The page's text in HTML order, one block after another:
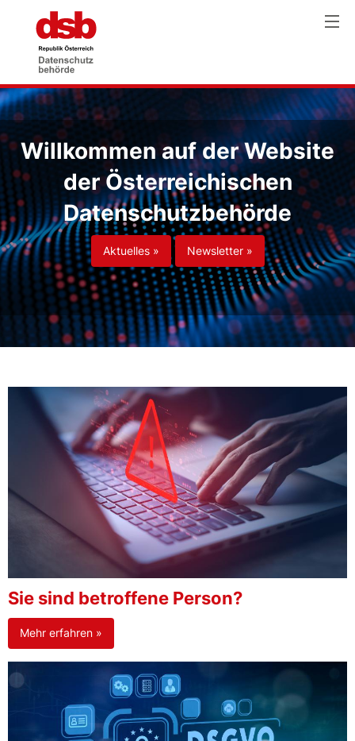
Willkommen auf der Website
der Österreichischen
Datenschutzbehörde
Aktuelles » Newsletter »
Sie sind betroffene Person?
Mehr erfahren »